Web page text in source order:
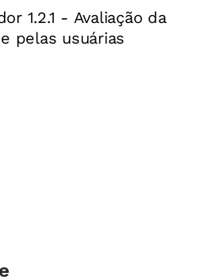
do Prêmio Educador
Educador do Anoaqui